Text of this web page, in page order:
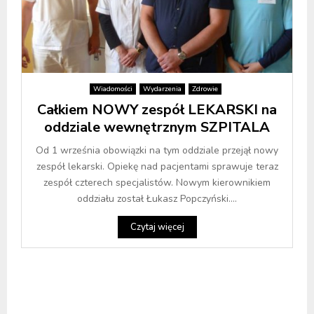
Wiadomości Wydarzenia Zdrowie
Całkiem NOWY zespół LEKARSKI na
oddziale wewnętrznym SZPITALA
Od 1 września obowiązki na tym oddziale przejął nowy
zespół lekarski. Opiekę nad pacjentami sprawuje teraz
zespół czterech specjalistów. Nowym kierownikiem
oddziału został Łukasz Popczyński....
Czytaj więcej